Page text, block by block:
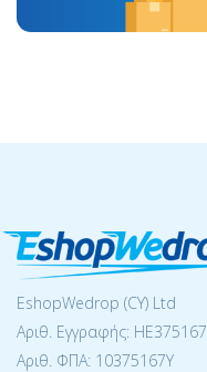
EshopWedrop (CY) Ltd
Αριθ. Εγγραφής: ΗΕ375167
Αριθ. ΦΠΑ: 10375167Y